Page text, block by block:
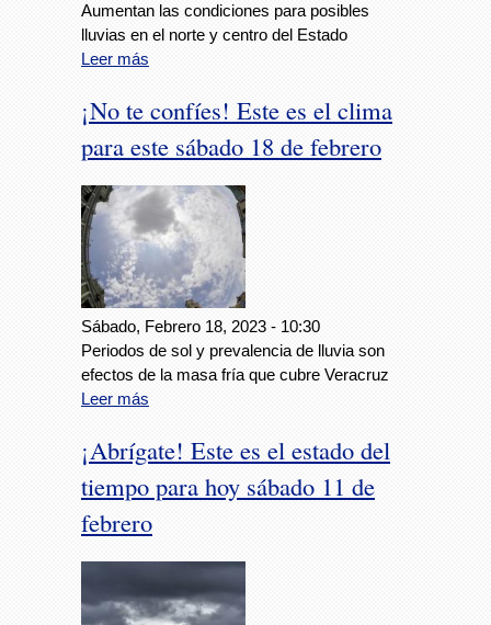
Aumentan las condiciones para posibles
lluvias en el norte y centro del Estado
Leer más
¡No te confíes! Este es el clima
para este sábado 18 de febrero
Sábado, Febrero 18, 2023 - 10:30
Periodos de sol y prevalencia de lluvia son
efectos de la masa fría que cubre Veracruz
Leer más
¡Abrígate! Este es el estado del
tiempo para hoy sábado 11 de
febrero